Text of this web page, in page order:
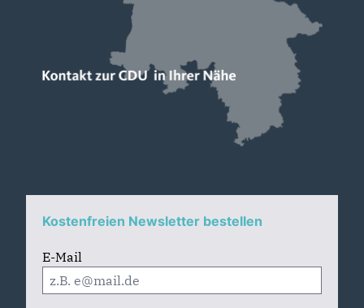
Kostenfreien Newsletter bestellen
E-Mail